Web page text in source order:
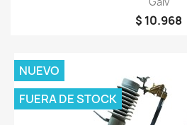
$ 10.968
NUEVO
FUERA DE STOCK